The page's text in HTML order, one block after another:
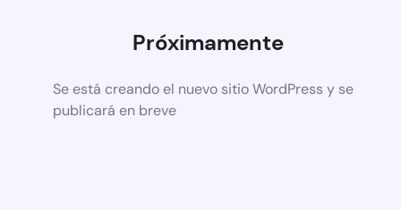
Próximamente
Se está creando el nuevo sitio WordPress y se
publicará en breve